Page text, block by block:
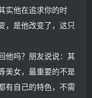
实他在追求你的时
，是他改变了，这只
他吗？朋友说说：其
美女，最重要的不是
有自己的特色，不需